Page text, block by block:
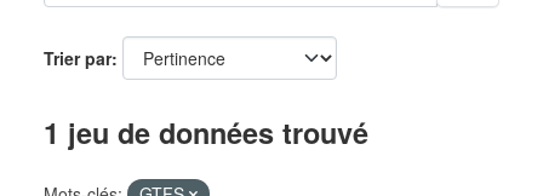
Trier par
1 jeu de données trouvé